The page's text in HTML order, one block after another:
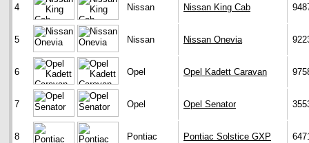
4 Nissan Nissan King Cab
5 Nissan Nissan Onevia
6 Opel Opel Kadett Caravan
7 Opel Opel Senator
8 Pontiac Pontiac Solstice GXP